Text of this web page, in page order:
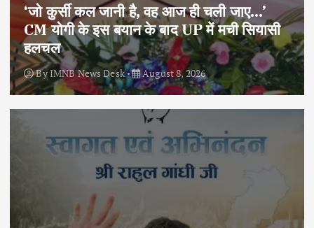
‘जो कुर्सी कल जानी है, वह आज ही चली जाए…’
CM योगी के इस बयान के बाद UP में मची सियासी
हलचल
ByIMNB News Desk August 8, 2026